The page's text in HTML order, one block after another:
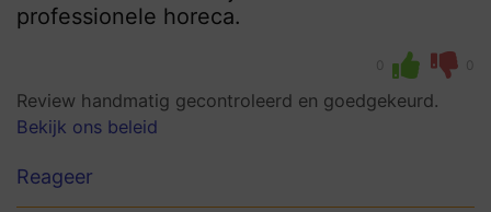
professionele horeca.
0 0
Review handmatig gecontroleerd en goedgekeurd.
Bekijk ons beleid
Reageer